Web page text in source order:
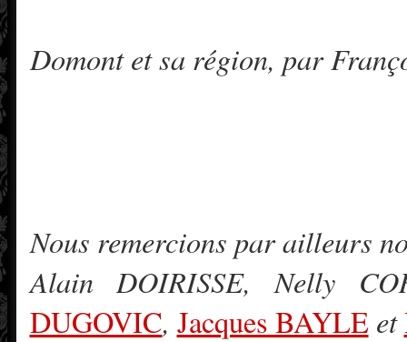
Domont et sa région, par
Nous remercions par ailleurs
Alain DOIRISSE, Nelly
DUGOVIC, Jacques BAYLEet